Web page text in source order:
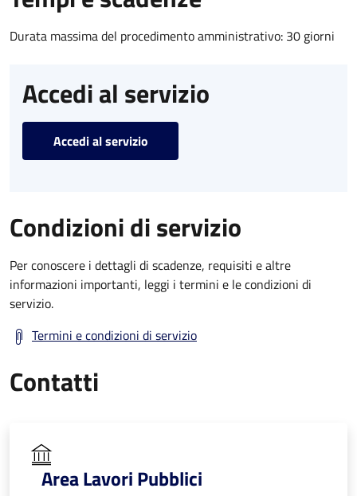
Durata massima del procedimento amministrativo: 30 giorni
Accedi al servizio
Accedi al servizio
Condizioni di servizio
Per conoscere i dettagli di scadenze, requisiti e altre
informazioni importanti, leggi i termini e le condizioni di
servizio.
Termini e condizioni di servizio
Contatti
Area Lavori Pubblici